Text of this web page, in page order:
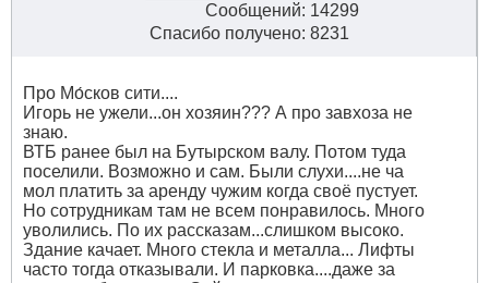
Сообщений: 14299
Спасибо получено: 8231
Про Мо́сков сити....
Игорь не ужели...он хозяин??? А про завхоза не
знаю.
ВТБ ранее был на Бутырском валу. Потом туда
поселили. Возможно и сам. Были слухи....не ча
мол платить за аренду чужим когда своё пустует.
Но сотрудникам там не всем понравилось. Много
уволились. По их рассказам...слишком высоко.
Здание качает. Много стекла и металла... Лифты
часто тогда отказывали. И парковка....даже за